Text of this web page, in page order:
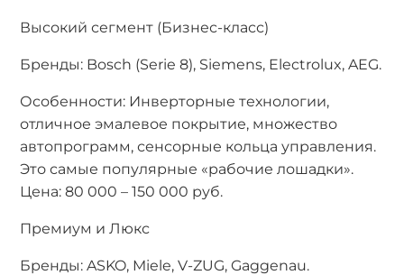
Высокий сегмент (Бизнес-класс)
Бренды: Bosch (Serie 8), Siemens, Electrolux, AEG.
Особенности: Инверторные технологии,
отличное эмалевое покрытие, множество
автопрограмм, сенсорные кольца управления.
Это самые популярные «рабочие лошадки».
Цена: 80 000 – 150 000 руб.
Премиум и Люкс
Бренды: ASKO, Miele, V-ZUG, Gaggenau.